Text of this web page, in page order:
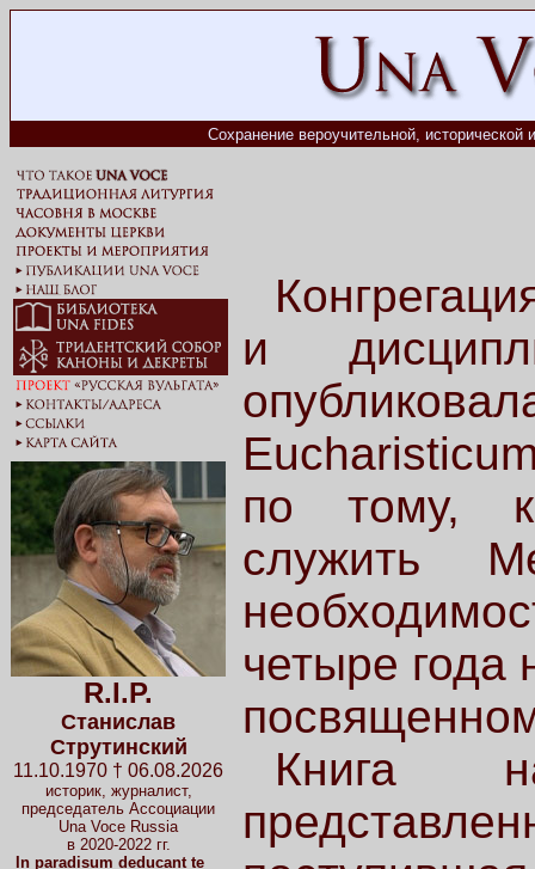
Сохранение вероучительной, исторической
R.I.P.
Станислав
Струтинский
11.10.1970 † 06.08.2026
историк, журналист,
председатель Ассоциации
Una Voce Russia
в 2020-2022 гг.
In paradisum deducant te
и
по тому,
служить
четыре года
Книга